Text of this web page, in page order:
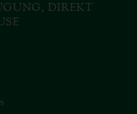
DIREKT